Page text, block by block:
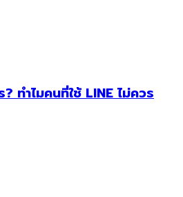
ทำไมคนที่ใช้ LINE ไม่ควร